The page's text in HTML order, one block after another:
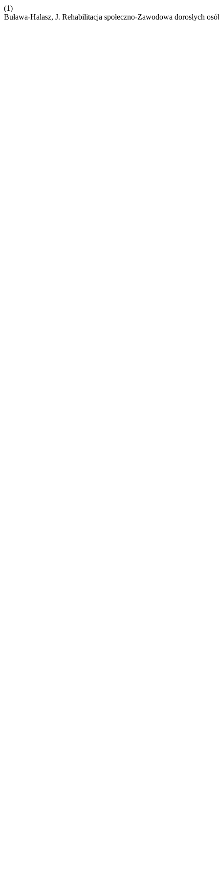
(1)
Buława-Halasz, J. Rehabilitacja społeczno-Zawodowa dorosłych